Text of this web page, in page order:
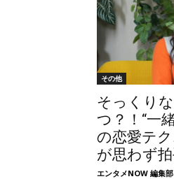
その他
そっくり
つ？！“一
の恋愛テ
が思わず拍
エンタメNOW 編集部